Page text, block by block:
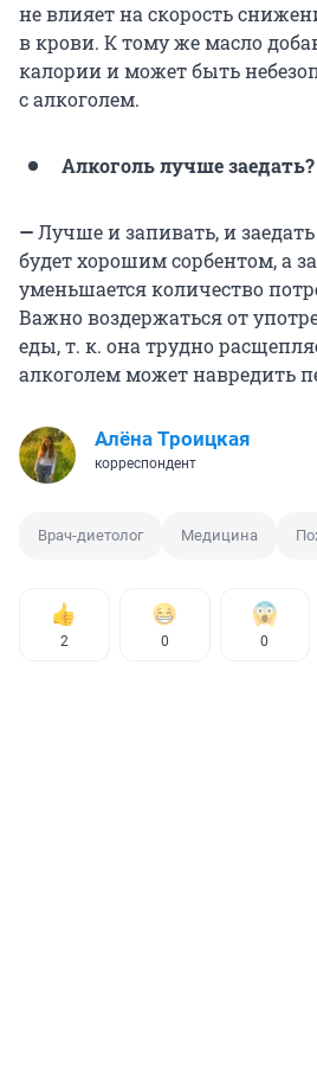
не влияет на скорость
в крови. К тому же масло
калории и может быть
с алкоголем.
Алкоголь лучше заедать?
—Лучше и запивать, и
будет хорошим сорбентом, а
уменьшается количество
Важно воздержаться от
еды, т. к. она трудно
алкоголем может навредить
Алёна Троицкая
корреспондент
Врач-диетолог Медицина
2 0 0